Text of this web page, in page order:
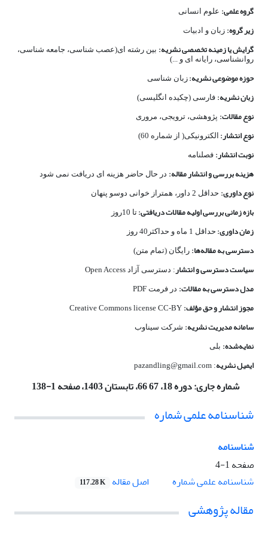
گروه علمی: علوم انسانی
زیر گروه: زبان و ادبیات
گرایش یا زمینه تخصصی نشریه: بین رشته­ ای(عصب­ شناسی، جامعه ­شناسی،
روان­شناسی، رایانه­ ای و ...)
حوزه موضوعی نشریه: زبان­ شناسی
زبان نشریه: فارسی (چکیده انگلیسی)
نوع مقالات: پژوهشی، ترویجی، مروری
نوع انتشار: الکترونیکی( از شماره 60)
نوبت انتشار: فصلنامه
هزینه بررسی و انتشار مقاله: در حال حاضر هزینه­ ای دریافت نمی­ شود
نوع داوری: حداقل 2 داور، همتراز خوانی دوسو پنهان
بازه زمانی بررسی اولیه مقالات دریافتی: تا 10روز
زمان داوری: حداقل 1 ماه و حداکثر40 روز
دسترسی به مقاله‌ها: رایگان (تمام متن)
سیاست دسترسی و انتشار: دسترسی آزاد Open Access
مدل دسترسی به مقالات: در فرمت PDF
مجوز انتشار و حق مؤلف:
سامانه مدیریت نشریه: شرکت سیناوب
نمایه‌شده: بلی
ایمیل نشریه: pazandling@gmail.com
شماره جاری:دوره 18، 67 66، تابستان 1403، صفحه 1-138
شناسنامه علمی شماره
شناسنامه
صفحه1-4
شناسنامه علمی شماره
اصل مقاله 117.28 K
مقاله پژوهشی